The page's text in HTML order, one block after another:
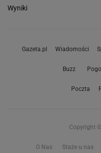
Wyniki
Gazeta.pl Wiadomości
Buzz
Poczta
Copyright
O Nas Staże u nas